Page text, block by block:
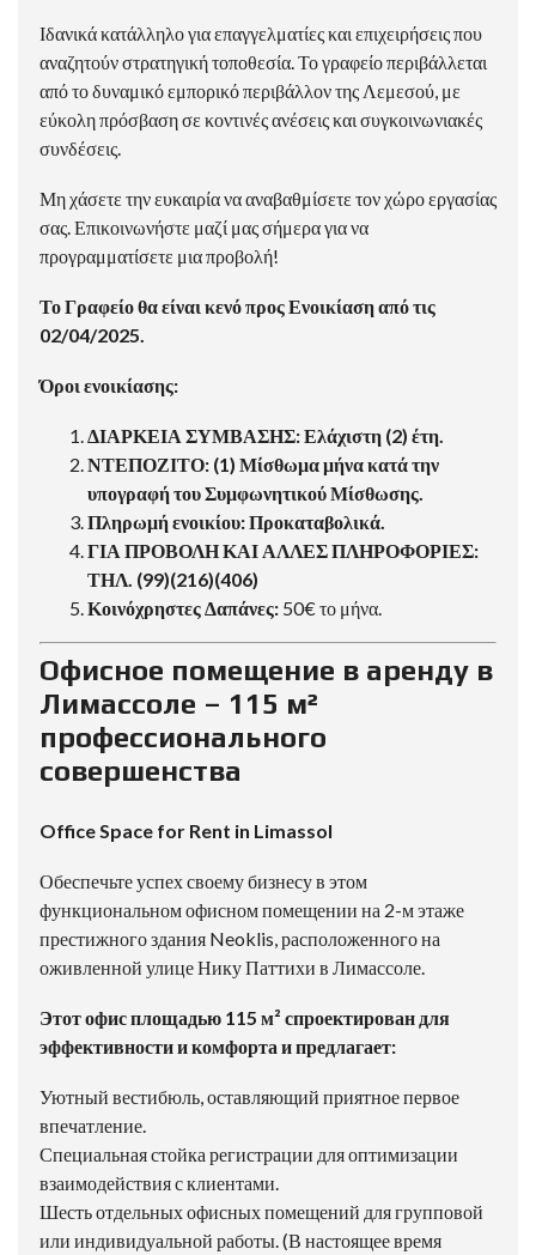
Ιδανικά κατάλληλο για επαγγελματίες και επιχειρήσεις που
αναζητούν στρατηγική τοποθεσία. Το γραφείο περιβάλλεται
από το δυναμικό εμπορικό περιβάλλον της Λεμεσού, με
εύκολη πρόσβαση σε κοντινές ανέσεις και συγκοινωνιακές
συνδέσεις.
Μη χάσετε την ευκαιρία να αναβαθμίσετε τον χώρο εργασίας
σας. Επικοινωνήστε μαζί μας σήμερα για να
προγραμματίσετε μια προβολή!
Το Γραφείο θα είναι κενό προς Ενοικίαση από τις
02/04/2025.
Όροι ενοικίασης:
ΔΙΑΡΚΕΙΑ ΣΥΜΒΑΣΗΣ: Ελάχιστη (2) έτη.
ΝΤΕΠΟΖΙΤΟ: (1) Μίσθωμα μήνα κατά την
υπογραφή του Συμφωνητικού Μίσθωσης.
Πληρωμή ενοικίου: Προκαταβολικά.
ΓΙΑ ΠΡΟΒΟΛΗ ΚΑΙ ΑΛΛΕΣ ΠΛΗΡΟΦΟΡΙΕΣ:
ΤΗΛ. (99)(216)(406)
Κοινόχρηστες Δαπάνες: 50€ το μήνα.
Офисное помещение в аренду в
Лимассоле – 115 м²
профессионального
совершенства
Office Space for Rent in Limassol
Обеспечьте успех своему бизнесу в этом
функциональном офисном помещении на 2-м этаже
престижного здания Neoklis, расположенного на
оживленной улице Нику Паттихи в Лимассоле.
Этот офис площадью 115 м² спроектирован для
эффективности и комфорта и предлагает:
Уютный вестибюль, оставляющий приятное первое
впечатление.
Специальная стойка регистрации для оптимизации
взаимодействия с клиентами.
Шесть отдельных офисных помещений для групповой
или индивидуальной работы. (В настоящее время